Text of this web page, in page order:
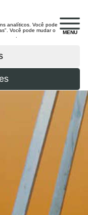
MENU
analíticos. Você pode
Você pode mudar o